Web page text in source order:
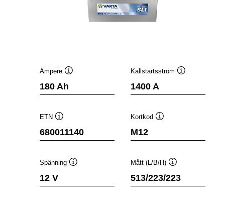
Ampere
180 Ah
Kallstartsström
1400 A
ETN
680011140
Kortkod
M12
Spänning
12 V
Mått (L/B/H)
513/223/223